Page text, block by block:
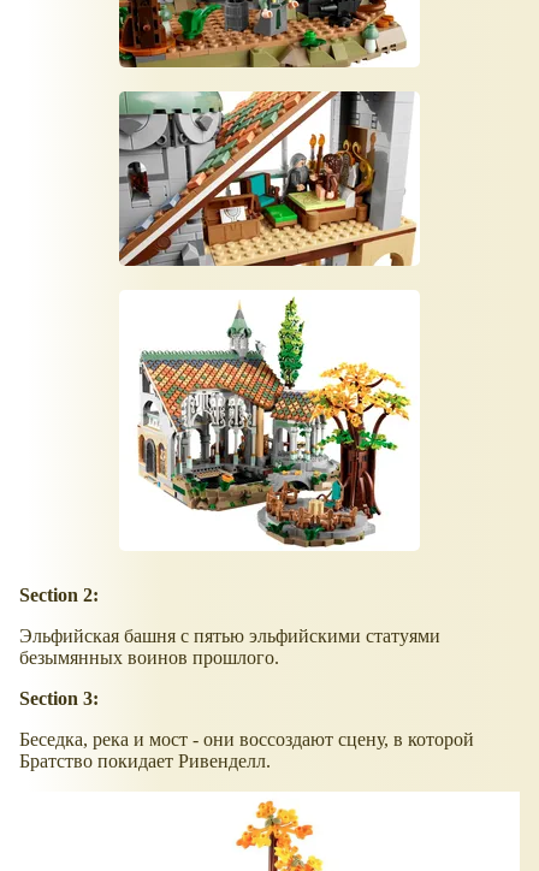
Section 2:
Эльфийская башня с пятью эльфийскими статуями
безымянных воинов прошлого.
Section 3:
Беседка, река и мост - они воссоздают сцену, в которой
Братство покидает Ривенделл.